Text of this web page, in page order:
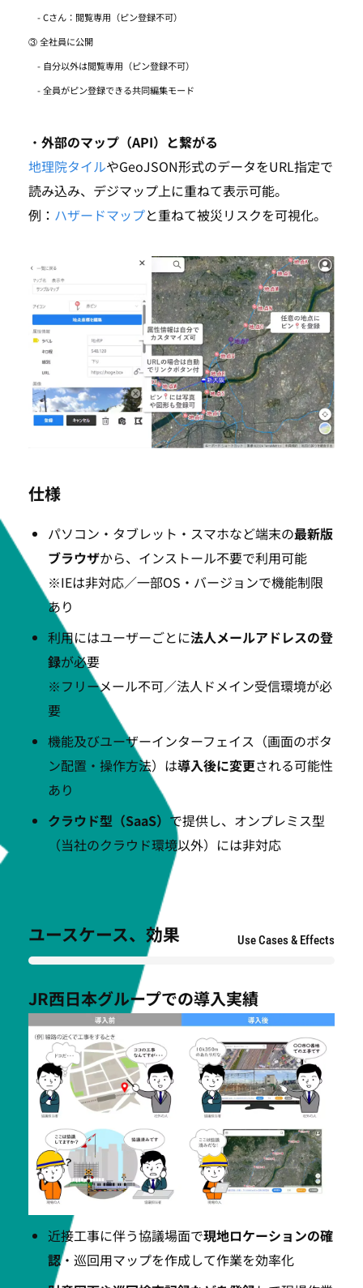
- Cさん：閲覧専用（ピン登録不可）
③ 全社員に公開
- 自分以外は閲覧専用（ピン登録不可）
- 全員がピン登録できる共同編集モード
・ 外部のマップ（API）と繋がる
地理院タイルやGeoJSON形式のデータをURL指定で
読み込み、デジマップ上に重ねて表示可能。
例： ハザードマップと重ねて被災リスクを可視化。
仕様
パソコン・タブレット・スマホなど端末の最新版
ブラウザから、インストール不要で利用可能
※IEは非対応／一部OS・バージョンで機能制限
あり
利用にはユーザーごとに法人メールアドレスの登
録が必要
※フリーメール不可／法人ドメイン受信環境が必
要
機能及びユーザーインターフェイス（画面のボタ
ン配置・操作方法）は導入後に変更される可能性
あり
クラウド型（SaaS） で提供し、オンプレミス型
（当社のクラウド環境以外）には非対応
ユースケース、効果 Use Cases & Effects
JR西日本グループでの導入実績
近接工事に伴う協議場面で現地ロケーションの確
認・巡回用マップを作成して作業を効率化